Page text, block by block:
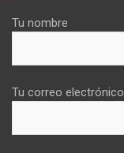
Tu nombre
Tu correo electrónico